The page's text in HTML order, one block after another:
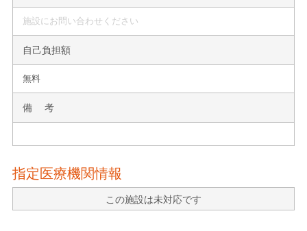
施設にお問い合わせください
自己負担額
無料
備 考
指定医療機関情報
この施設は未対応です